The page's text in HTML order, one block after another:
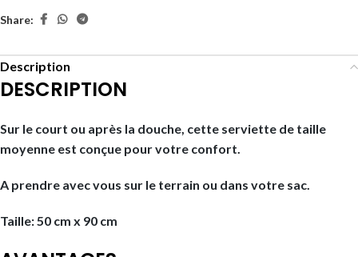
Share:
Description
DESCRIPTION
Sur le court ou après la douche, cette serviette de taille
moyenne est conçue pour votre confort.
A prendre avec vous sur le terrain ou dans votre sac.
Taille: 50 cm x 90 cm